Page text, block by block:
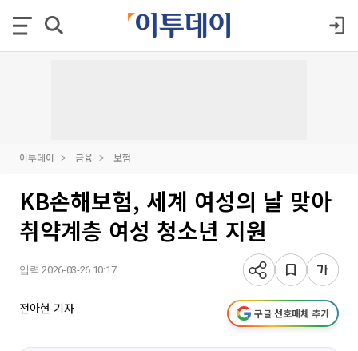
이투데이 금융 보험
KB손해보험, 세계 여성의 날 맞아
취약계층 여성 청소년 지원
입력 2026-03-26 10:17
전아현 기자 구글 선호매체 추가